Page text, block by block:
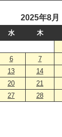
2025年8月
水 木
6 7
13 14
20 21
27 28